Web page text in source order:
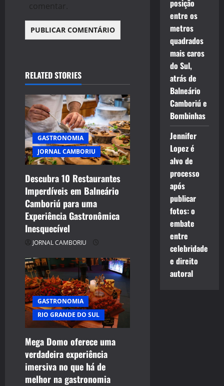
comentar.
RELATED STORIES
GASTRONOMIA
JORNAL CAMBORIU
Descubra 10 Restaurantes
Imperdíveis em Balneário
Camboriú para uma
Experiência Gastronômica
Inesquecível
JORNAL CAMBORIU
GASTRONOMIA
RIO GRANDE DO SUL
Mega Domo oferece uma
verdadeira experiência
imersiva no que há de
melhor na gastronomia
posição
entre os
metros
quadrados
mais caros
do Sul,
atrás de
Balneário
Camboriú e
Bombinhas
Jennifer
Lopez é
alvo de
processo
após
publicar
fotos: o
embate
entre
celebridade
e direito
autoral